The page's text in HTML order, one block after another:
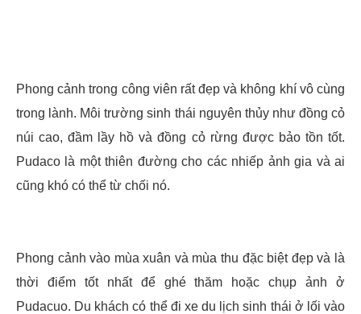
Phong cảnh trong công viên rất đẹp và không khí vô cùng
trong lành. Môi trường sinh thái nguyên thủy như đồng cỏ
núi cao, đầm lầy hồ và đồng cỏ rừng được bảo tồn tốt.
Pudaco là một thiên đường cho các nhiếp ảnh gia và ai
cũng khó có thể từ chối nó.
Phong cảnh vào mùa xuân và mùa thu đặc biệt đẹp và là
thời điểm tốt nhất để ghé thăm hoặc chụp ảnh ở
Pudacuo. Du khách có thể đi xe du lịch sinh thái ở lối vào